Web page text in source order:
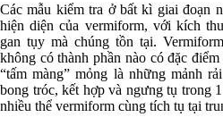
Các mẫu kiểm tra ở bất kì giai đoạn
hiện diện của vermiform, với kích
gan tụy mà chúng tồn tại.
không có thành phần nào có đặc
“tấm màng” mỏng là những mảnh
bong tróc, kết hợp và ngưng tụ trong
nhiều thể vermiform cùng tích tụ tại